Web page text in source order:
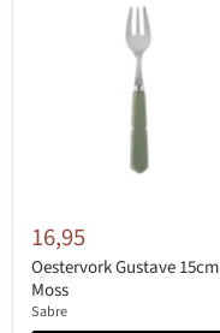
16,95
Oestervork Gustave 15cm
Moss
Sabre